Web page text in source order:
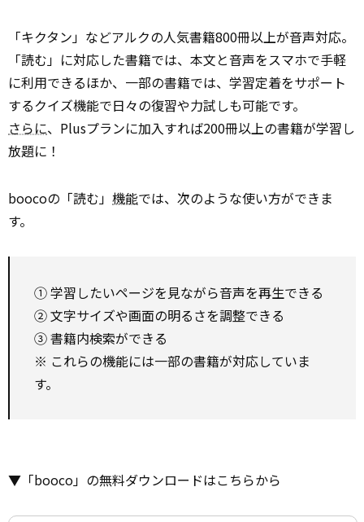
「キクタン」などアルクの人気書籍800冊以上が音声対応。
「読む」に対応した書籍では、本文と音声をスマホで手軽
に利用できるほか、一部の書籍では、学習定着をサポート
するクイズ機能で日々の復習や力試しも可能です。
さらに、Plusプランに加入すれば200冊以上の書籍が学習し
放題に！
boocoの「読む」 機能では、次のような使い方ができま
す。
① 学習したいページを見ながら音声を再生できる
② 文字サイズや画面の明るさを調整できる
③ 書籍内検索ができる
※ これらの機能には一部の書籍が対応していま
す。
▼「booco」の無料ダウンロードはこちらから